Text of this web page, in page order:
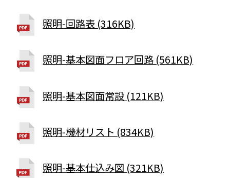
照明-回路表 (316KB)
照明-基本図面フロア回路 (561KB)
照明-基本図面常設 (121KB)
照明-機材リスト (834KB)
照明-基本仕込み図 (321KB)